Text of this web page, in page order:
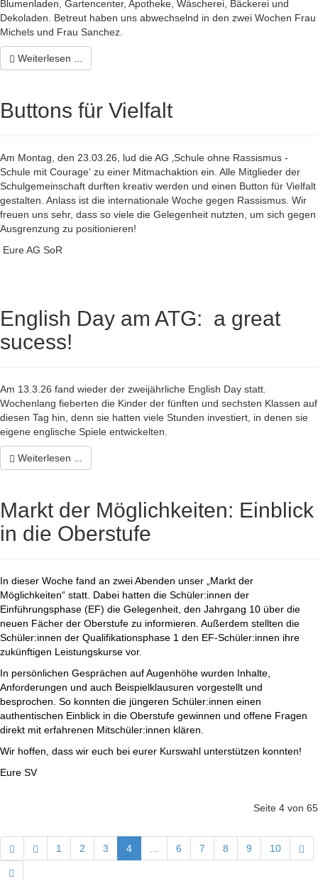
Blumenladen, Gartencenter, Apotheke, Wäscherei, Bäckerei und
Dekoladen. Betreut haben uns abwechselnd in den zwei Wochen Frau
Michels und Frau Sanchez.
Weiterlesen ...
Buttons für Vielfalt
Am Montag, den 23.03.26, lud die AG ‚Schule ohne Rassismus -
Schule mit Courage‘ zu einer Mitmachaktion ein. Alle Mitglieder der
Schulgemeinschaft durften kreativ werden und einen Button für Vielfalt
gestalten. Anlass ist die internationale Woche gegen Rassismus. Wir
freuen uns sehr, dass so viele die Gelegenheit nutzten, um sich gegen
Ausgrenzung zu positionieren!
Eure AG SoR
English Day am ATG: a great
sucess!
Am 13.3.26 fand wieder der zweijährliche English Day statt.
Wochenlang fieberten die Kinder der fünften und sechsten Klassen auf
diesen Tag hin, denn sie hatten viele Stunden investiert, in denen sie
eigene englische Spiele entwickelten.
Weiterlesen ...
Markt der Möglichkeiten: Einblick
in die Oberstufe
In dieser Woche fand an zwei Abenden unser „Markt der
Möglichkeiten“ statt. Dabei hatten die Schüler:innen der
Einführungsphase (EF) die Gelegenheit, den Jahrgang 10 über die
neuen Fächer der Oberstufe zu informieren. Außerdem stellten die
Schüler:innen der Qualifikationsphase 1 den EF-Schüler:innen ihre
zukünftigen Leistungskurse vor.
In persönlichen Gesprächen auf Augenhöhe wurden Inhalte,
Anforderungen und auch Beispielklausuren vorgestellt und
besprochen. So konnten die jüngeren Schüler:innen einen
authentischen Einblick in die Oberstufe gewinnen und offene Fragen
direkt mit erfahrenen Mitschüler:innen klären.
Wir hoffen, dass wir euch bei eurer Kurswahl unterstützen konnten!
Eure SV
Seite 4 von 65
1 2 3 4 6 7 8 9 10